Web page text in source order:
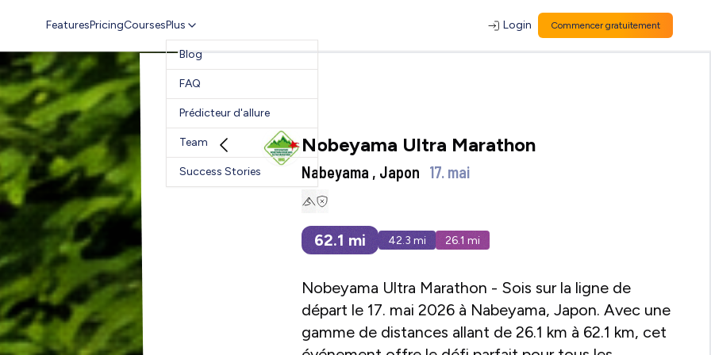
FeaturesPricingCoursesPlus
Blog
FAQ
Prédicteur d'allure
Team
Success Stories
Login Commencer gratuitement
Nobeyama Ultra Marathon
Nabeyama , Japon 17. mai
62.1 mi 42.3 mi 26.1 mi
Nobeyama Ultra Marathon - Sois sur la ligne de
départ le 17. mai 2026 à Nabeyama, Japon. Avec une
gamme de distances allant de 26.1 km à 62.1 km, cet